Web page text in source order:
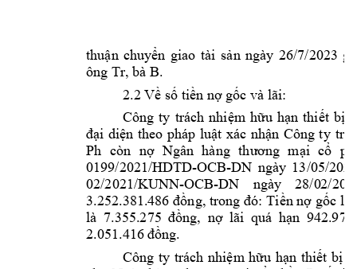
thuận chuyển giao tài sản ngày 26/7/2023
ông Tr, bà B.
2.2 Về số tiền nợ gốc và lãi:
Công ty trách nhiệm hữu hạn thiết bị
đại diện theo pháp luật xác nhận Công ty
Ph còn nợ Ngân hàng thương mại cổ
0199/2021/HDTD-OCB-DN ngày 13/05/
02/2021/KUNN-OCB-DN ngày 28/02/
3.252.381.486 đồng, trong đó: Tiền nợ gốc là
là 7.355.275 đồng, nợ lãi quá hạn
2.051.416 đồng.
Công ty trách nhiệm hữu hạn thiết bị